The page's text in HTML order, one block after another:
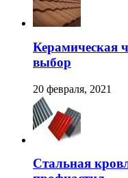
Керамическая
выбор
20 февраля, 2021
Стальная